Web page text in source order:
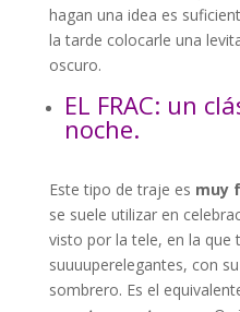
hagan una idea es
la tarde colocarle una
oscuro.
EL FRAC: un
noche.
Este tipo de traje es muy
se suele utilizar en
visto por la tele, en la que
suuuuperelegantes, con
sombrero. Es el